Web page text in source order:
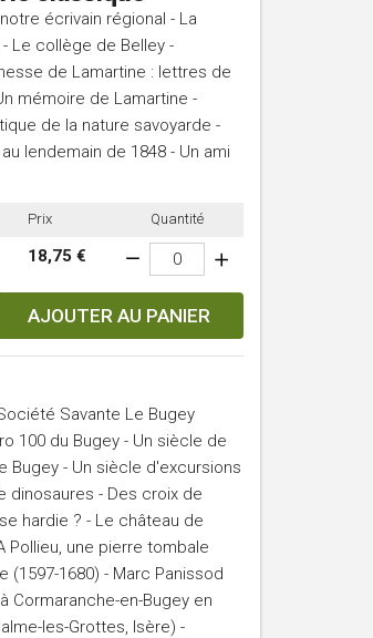
écrivain régional - La
Le collège de Belley -
de Lamartine : lettres de
mémoire de Lamartine -
de la nature savoyarde -
lendemain de 1848 - Un ami
Prix Quantité
18,75 €
AJOUTER AU PANIER
Savante Le Bugey
100 du Bugey - Un siècle de
Bugey - Un siècle d'excursions
dinosaures - Des croix de
hardie ? - Le château de
Pollieu, une pierre tombale
(1597-1680) - Marc Panissod
Cormaranche-en-Bugey en
les-Grottes, Isère) -